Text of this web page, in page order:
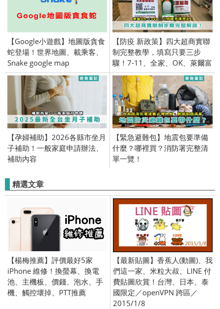
【Google小遊戲】地圖版貪食
蛇登場！世界地圖、載乘客、
Snake google map
【防疫 新政策】四大超商實聯
制完整教學，填寫只要三步
驟！7-11、全家、OK、萊爾富
【孕婦補助】2026各縣市坐月
子補助！一般家庭申請辦法、
補助內容
【緊急避難包】地震包要準備
什麼？哪裡買？消防署完整清
單一覽！
精選文章
【楊梅推薦】評價最好5家
iPhone 維修！換螢幕、換電
池、主機板、價錢、泡水、手
機、觸控壞掉、PTT推薦
【最新貼圖】香蕉人(動圖)、我
們這一家、米粒大叔、LINE 付
費貼圖欣賞！台灣、日本、泰
國限定／openVPN 跨區／
2015/1/8